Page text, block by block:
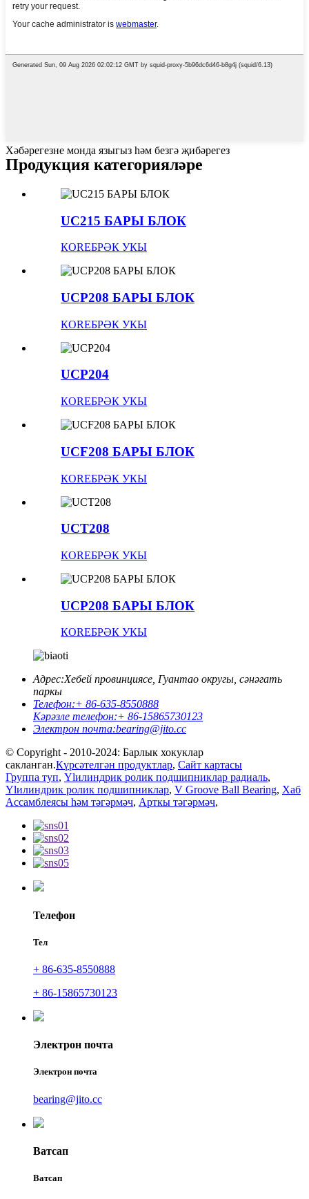
Хәбәрегезне монда языгыз һәм безгә җибәрегез
Продукция категорияләре
UC215 БАРЫ БЛОК
КOREБРӘК УКЫ
UCP208 БАРЫ БЛОК
КOREБРӘК УКЫ
UCP204
КOREБРӘК УКЫ
UCF208 БАРЫ БЛОК
КOREБРӘК УКЫ
UCT208
КOREБРӘК УКЫ
UCP208 БАРЫ БЛОК
КOREБРӘК УКЫ
Адрес:Хебей провинциясе, Гуантао округы, сәнәгать
паркы
Телефон:+ 86-635-8550888
Кәрәзле телефон:+ 86-15865730123
Электрон почта:bearing@jito.cc
© Copyright - 2010-2024: Барлык хокуклар
сакланган.Күрсәтелгән продуктлар, Сайт картасы
Группа туп, Ylилиндрик ролик подшипниклар радиаль,
Ylилиндрик ролик подшипниклар, V Groove Ball Bearing, Хаб
Ассамблеясы һәм тәгәрмәч, Арткы тәгәрмәч,
Телефон
Тел
+ 86-635-8550888
+ 86-15865730123
Электрон почта
Электрон почта
bearing@jito.cc
Ватсап
Ватсап